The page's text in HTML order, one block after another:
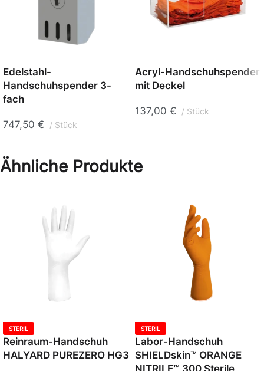
Edelstahl-
Handschuhspender 3-
fach
747,50 € Stück
Acryl-Handschuhspender
mit Deckel
137,00 € Stück
Ähnliche Produkte
STERIL
Reinraum-Handschuh
HALYARD PUREZERO HG3
STERIL
Labor-Handschuh
SHIELDskin™ ORANGE
NITRILE™ 300 Sterile